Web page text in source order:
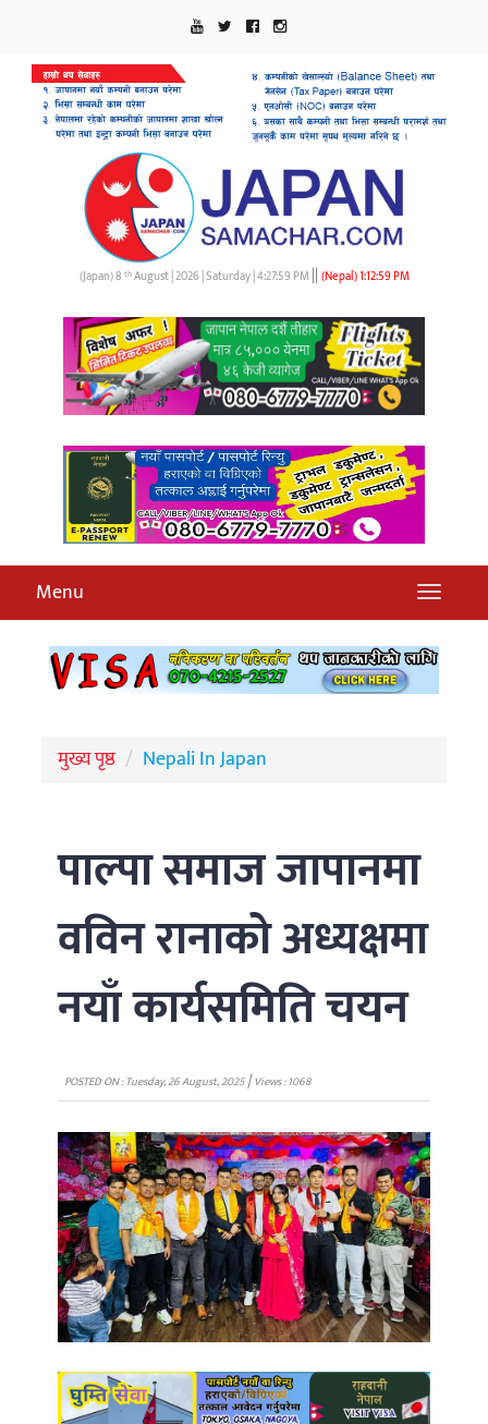
(Japan) 8thAugust | 2026 | Saturday |4:28:0 PM ||(Nepal)1:13:0 PM
Menu
मुख्य पृष्ठ Nepali In Japan
पाल्पा समाज जापानमा
वविन रानाको अध्यक्षमा
नयाँ कार्यसमिति चयन
POSTED ON : Tuesday, 26 August, 2025|Views : 1068